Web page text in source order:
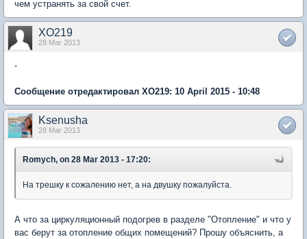
чем устранять за свой счет.
XO219
28 Mar 2013
-
Сообщение отредактировал XO219: 10 April 2015 - 10:48
Ksenusha
28 Mar 2013
Romych, on 28 Mar 2013 - 17:20:
На трешку к сожалению нет, а на двушку пожалуйста.
А что за циркуляционный подогрев в разделе "Отопление" и что у
вас берут за отопление общих помещений? Прошу объяснить, а